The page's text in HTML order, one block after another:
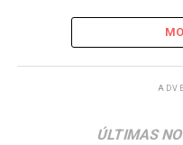
ÚLTIMAS